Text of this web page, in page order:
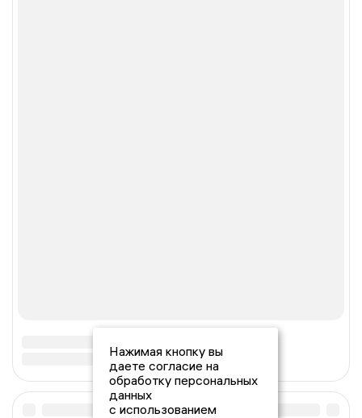
Нажимая кнопку вы
даете согласие на
обработку персональных
данных
с использованием